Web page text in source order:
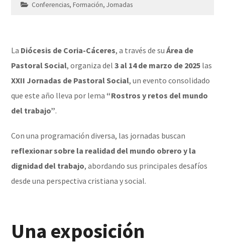
Conferencias,Formación,Jornadas
La Diócesis de Coria-Cáceres, a través de suÁrea de
Pastoral Social, organiza del3 al 14 de marzo de 2025 las
XXII Jornadas de Pastoral Social, un evento consolidado
que este año lleva por lema “Rostros y retos del mundo
del trabajo”.
Con una programación diversa, las jornadas buscan
reflexionar sobre la realidad del mundo obrero y la
dignidad del trabajo, abordando sus principales desafíos
desde una perspectiva cristiana y social.
Una exposición